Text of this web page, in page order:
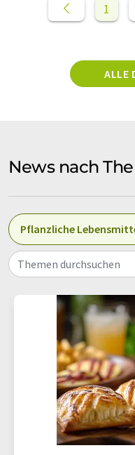
1
ALLE
News nach
Pflanzliche
Themen durchsuchen